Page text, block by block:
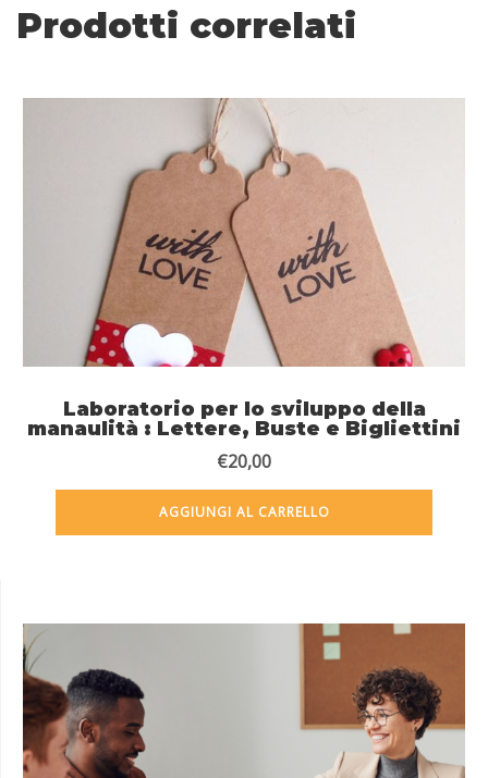
Prodotti correlati
Laboratorio per lo sviluppo della
manaulità : Lettere, Buste e Bigliettini
€20,00
AGGIUNGI AL CARRELLO